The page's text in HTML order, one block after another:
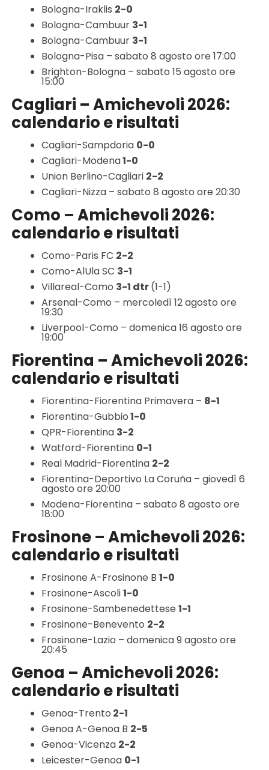
Bologna-Iraklis 2-0
Bologna-Cambuur 3-1
Bologna-Cambuur 3-1
Bologna-Pisa – sabato 8 agosto ore 17:00
Brighton-Bologna – sabato 15 agosto ore
15:00
Cagliari – Amichevoli 2026:
calendario e risultati
Cagliari-Sampdoria 0-0
Cagliari-Modena1-0
Union Berlino-Cagliari 2-2
Cagliari-Nizza – sabato 8 agosto ore 20:30
Como – Amichevoli 2026:
calendario e risultati
Como-Paris FC 2-2
Como-AlUla SC 3-1
Villareal-Como 3-1 dtr(1-1)
Arsenal-Como – mercoledì 12 agosto ore
19:30
Liverpool-Como – domenica 16 agosto ore
19:00
Fiorentina – Amichevoli 2026:
calendario e risultati
Fiorentina-Fiorentina Primavera – 8-1
Fiorentina-Gubbio1-0
QPR-Fiorentina 3-2
Watford-Fiorentina 0-1
Real Madrid-Fiorentina 2-2
Fiorentina-Deportivo La Coruña – giovedì 6
agosto ore 20:00
Modena-Fiorentina – sabato 8 agosto ore
18:00
Frosinone – Amichevoli 2026:
calendario e risultati
Frosinone A-Frosinone B 1-0
Frosinone-Ascoli1-0
Frosinone-Sambenedettese 1-1
Frosinone-Benevento 2-2
Frosinone-Lazio – domenica 9 agosto ore
20:45
Genoa – Amichevoli 2026:
calendario e risultati
Genoa-Trento 2-1
Genoa A-Genoa B 2-5
Genoa-Vicenza 2-2
Leicester-Genoa 0-1